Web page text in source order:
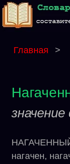
Главная >
значение
НАГАЧЕННЫЙ,
нагачен,